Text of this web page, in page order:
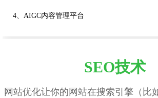
4、AIGC内容管理平台
SEO技术
网站优化让你的网站在搜索引擎（比